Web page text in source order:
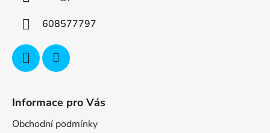
608577797
Informace pro Vás
Obchodní podmínky